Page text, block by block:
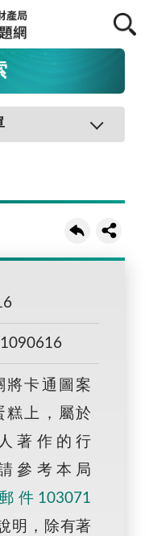
將卡通圖案
糕上，屬於
著作的行
參考本局
件103071
明，除有著